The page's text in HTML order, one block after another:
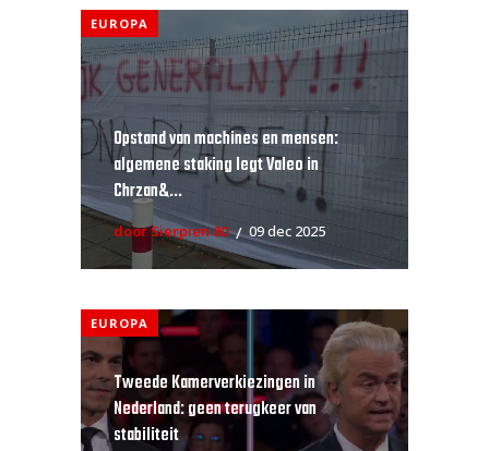
EUROPA
Opstand van machines en mensen:
algemene staking legt Valeo in
Chrzan&...
door Sierpien 80 09 dec 2025
EUROPA
Tweede Kamerverkiezingen in
Nederland: geen terugkeer van
stabiliteit